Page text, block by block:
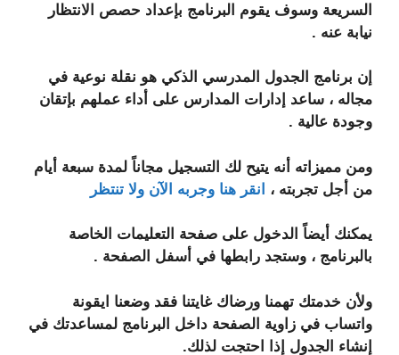
السريعة وسوف يقوم البرنامج بإعداد حصص الانتظار
نيابة عنه .
إن برنامج الجدول المدرسي الذكي هو نقلة نوعية في
مجاله ، ساعد إدارات المدارس على أداء عملهم بإتقان
وجودة عالية .
ومن مميزاته أنه يتيح لك التسجيل مجاناً لمدة سبعة أيام
من أجل تجربته ،
انقر هنا وجربه الآن ولا تنتظر
يمكنك أيضاً الدخول على صفحة التعليمات الخاصة
بالبرنامج ، وستجد رابطها في أسفل الصفحة .
ولأن خدمتك تهمنا ورضاك غايتنا فقد وضعنا ايقونة
واتساب في زاوية الصفحة داخل البرنامج لمساعدتك في
إنشاء الجدول إذا احتجت لذلك.